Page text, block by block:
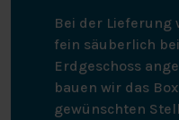
Bei der Lieferung
fein säuberlich
Erdgeschoss
bauen wir das
gewünschten